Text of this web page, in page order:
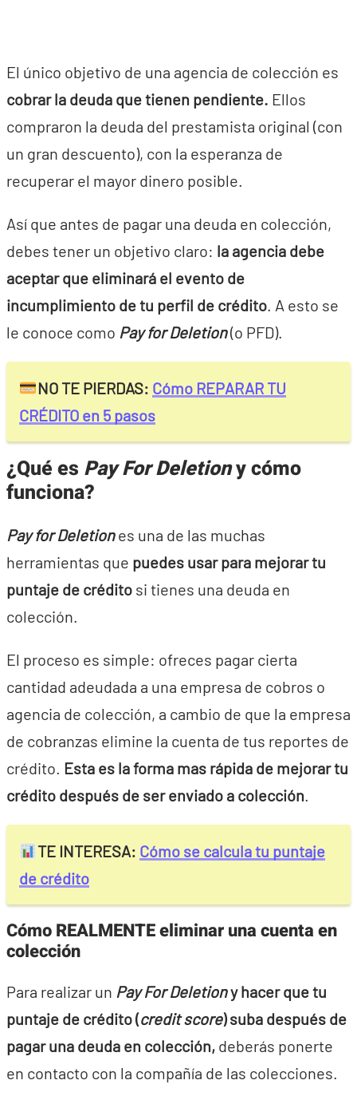
El único objetivo de una agencia de colección es
cobrar la deuda que tienen pendiente. Ellos
compraron la deuda del prestamista original (con
un gran descuento), con la esperanza de
recuperar el mayor dinero posible.
Así que antes de pagar una deuda en colección,
debes tener un objetivo claro: la agencia debe
aceptar que eliminará el evento de
incumplimiento de tu perfil de crédito. A esto se
le conoce como Pay for Deletion(o PFD).
NO TE PIERDAS: Cómo REPARAR TU
CRÉDITO en 5 pasos
¿Qué es Pay For Deletiony cómo
funciona?
Pay for Deletiones una de las muchas
herramientas que puedes usar para mejorar tu
puntaje de crédito si tienes una deuda en
colección.
El proceso es simple: ofreces pagar cierta
cantidad adeudada a una empresa de cobros o
agencia de colección, a cambio de que la empresa
de cobranzas elimine la cuenta de tus reportes de
crédito. Esta es la forma mas rápida de mejorar tu
crédito después de ser enviado a colección.
TE INTERESA: Cómo se calcula tu puntaje
de crédito
Cómo REALMENTE eliminar una cuenta en
colección
Para realizar un Pay For Deletiony hacer que tu
puntaje de crédito (credit score) suba después de
pagar una deuda en colección, deberás ponerte
en contacto con la compañía de las colecciones.